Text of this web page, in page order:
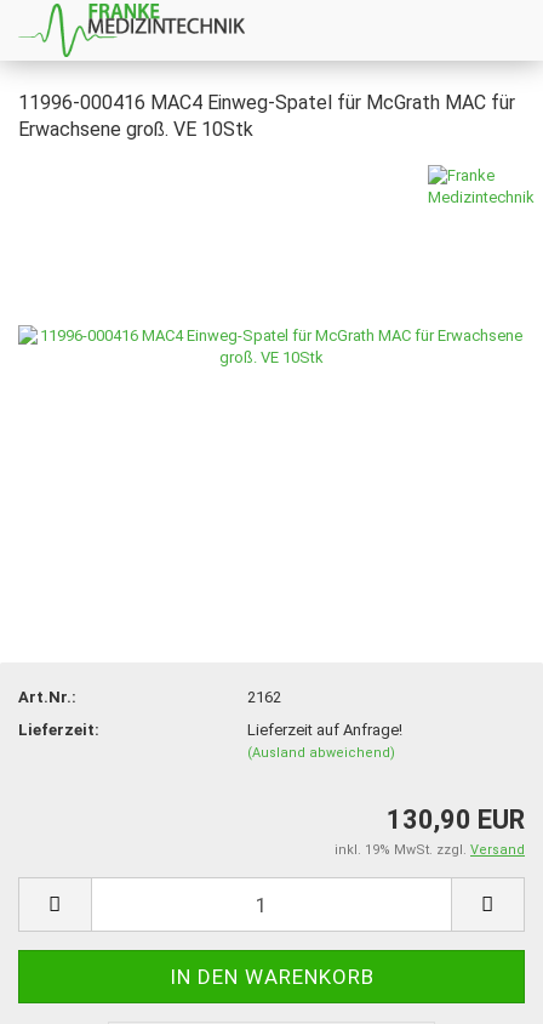
11996-000416 MAC4 Einweg-Spatel für McGrath MAC für
Erwachsene groß. VE 10Stk
Art.Nr.:
2162
Lieferzeit:
Lieferzeit auf Anfrage!
(Ausland abweichend)
130,90 EUR
inkl. 19% MwSt. zzgl. Versand